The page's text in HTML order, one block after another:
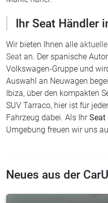
Seatan. Der spanische
Volkswagen-Gruppe und
Auswahl an Neuwagen
Ibiza, über den kompakten
SUV Tarraco, hier ist für
Fahrzeug dabei. Als Ihr
Umgebung freuen wir uns
Neues aus der